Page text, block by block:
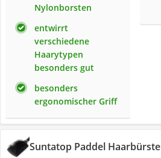
Nylonborsten
entwirrt
verschiedene
Haarytypen
besonders gut
besonders
ergonomischer Griff
Suntatop Paddel Haarbürste